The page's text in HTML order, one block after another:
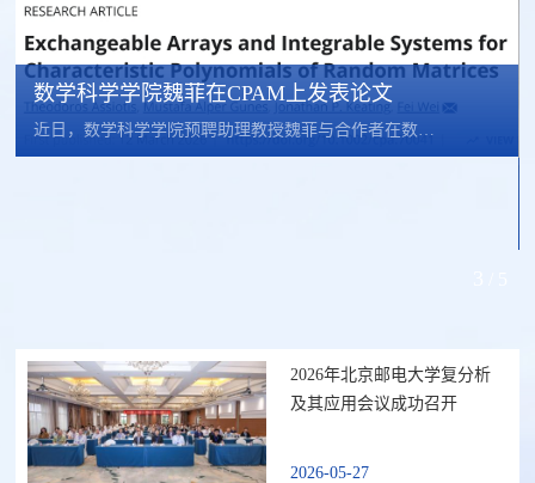
数学科学学院魏菲在CPAM上发表论文
近日，数学科学学院预聘助理教授魏菲与合作者在数学领域顶级期刊《Communications on Pure and Applied Mathematics》（CPAM）上发表题为“Exchangeable Arrays and Integrable Systems for Characteristic Polynomials of Random Matrices”的论文，魏菲为通讯作者，北京邮电大学数学科学学院为通讯单位。 该研究围绕 Haar 随机酉矩阵特征多项式导数的联合矩问题展开。该问题在随机矩阵理论与解析数论的交叉研究中具有重要地位...
2026年北京邮电大学复分析
及其应用会议成功召开
2026-05-27